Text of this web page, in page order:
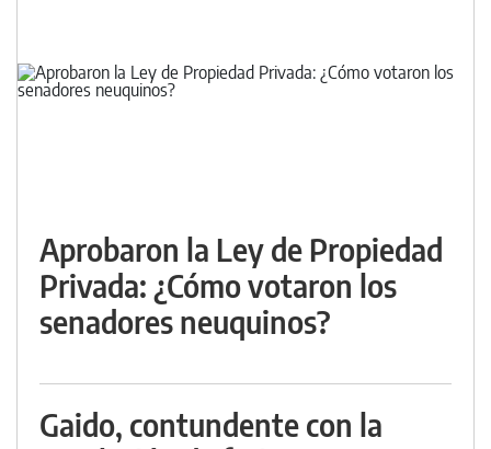
Aprobaron la Ley de Propiedad
Privada: ¿Cómo votaron los
senadores neuquinos?
Gaido, contundente con la